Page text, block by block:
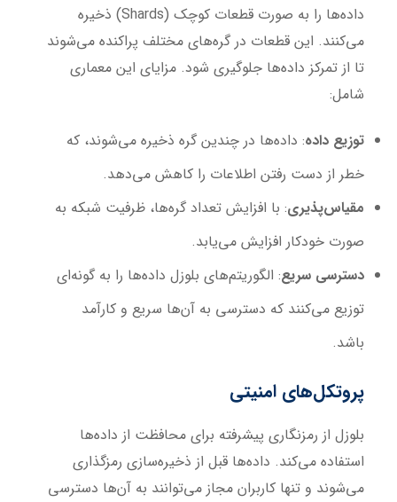
داده‌ها را به صورت قطعات کوچک (Shards) ذخیره
می‌کنند. این قطعات در گره‌های مختلف پراکنده می‌شوند
تا از تمرکز داده‌ها جلوگیری شود. مزایای این معماری
شامل:
توزیع داده: داده‌ها در چندین گره ذخیره می‌شوند، که
خطر از دست رفتن اطلاعات را کاهش می‌دهد.
مقیاس‌پذیری: با افزایش تعداد گره‌ها، ظرفیت شبکه به
صورت خودکار افزایش می‌یابد.
دسترسی سریع: الگوریتم‌های بلوزل داده‌ها را به گونه‌ای
توزیع می‌کنند که دسترسی به آن‌ها سریع و کارآمد
باشد.
پروتکل‌های امنیتی
بلوزل از رمزنگاری پیشرفته برای محافظت از داده‌ها
استفاده می‌کند. داده‌ها قبل از ذخیره‌سازی رمزگذاری
می‌شوند و تنها کاربران مجاز می‌توانند به آن‌ها دسترسی